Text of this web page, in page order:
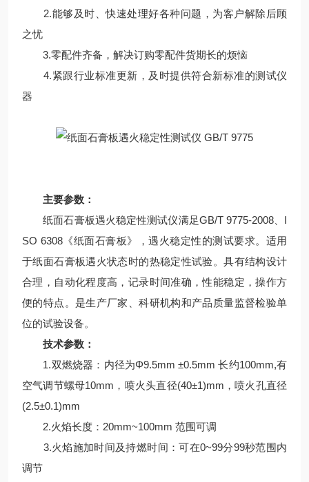
2.能够及时、快速处理好各种问题，为客户解除后顾
之忧
3.零配件齐备，解决订购零配件货期长的烦恼
4.紧跟行业标准更新，及时提供符合新标准的测试仪
器
主要参数：
纸面石膏板遇火稳定性测试仪满足GB/T 9775-2008、I
SO 6308《纸面石膏板》，遇火稳定性的测试要求。适用
于纸面石膏板遇火状态时的热稳定性试验。具有结构设计
合理，自动化程度高，记录时间准确，性能稳定，操作方
便的特点。是生产厂家、科研机构和产品质量监督检验单
位的试验设备。
技术参数：
1.双燃烧器：内径为Φ9.5mm ±0.5mm 长约100mm,有
空气调节螺母10mm，喷火头直径(40±1)mm，喷火孔直径
(2.5±0.1)mm
2.火焰长度：20mm~100mm 范围可调
3.火焰施加时间及持燃时间：可在0~99分99秒范围内
调节